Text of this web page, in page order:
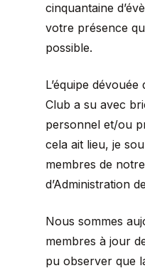
cinquantaine
votre présence
possible.
L’équipe
Club a su avec
personnel et/ou
cela ait lieu, je
membres de
d’Administration
Nous sommes
membres à jour
pu observer que